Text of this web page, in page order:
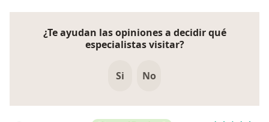
¿Te ayudan las opiniones a decidir qué
especialistas visitar?
Si No